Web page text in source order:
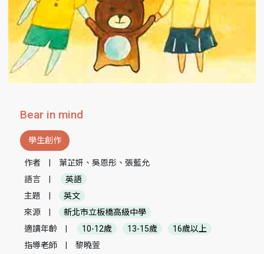
Bear in mind
學生創作
作者
葉芷妍、吳恩彤、張藍允
語言
英語
主題
英文
來源
新北市立板橋高級中學
適讀年齡
10-12歲 13-15歲
16歲以上
指導老師
黎曉萱